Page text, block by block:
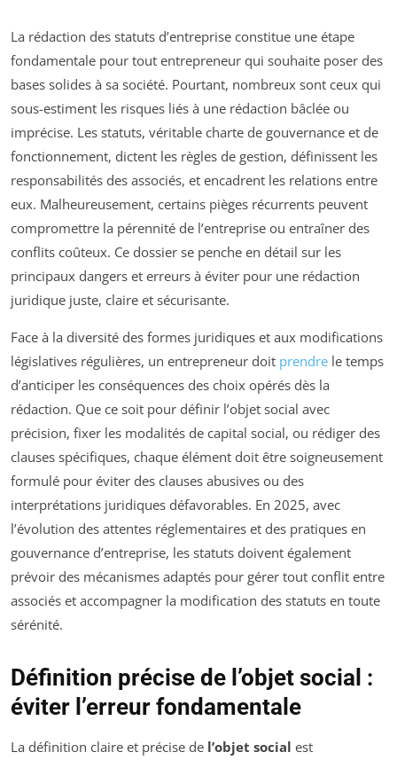
La rédaction des statuts d’entreprise constitue une étape
fondamentale pour tout entrepreneur qui souhaite poser des
bases solides à sa société. Pourtant, nombreux sont ceux qui
sous-estiment les risques liés à une rédaction bâclée ou
imprécise. Les statuts, véritable charte de gouvernance et de
fonctionnement, dictent les règles de gestion, définissent les
responsabilités des associés, et encadrent les relations entre
eux. Malheureusement, certains pièges récurrents peuvent
compromettre la pérennité de l’entreprise ou entraîner des
conflits coûteux. Ce dossier se penche en détail sur les
principaux dangers et erreurs à éviter pour une rédaction
juridique juste, claire et sécurisante.
Face à la diversité des formes juridiques et aux modifications
législatives régulières, un entrepreneur doit prendre le temps
d’anticiper les conséquences des choix opérés dès la
rédaction. Que ce soit pour définir l’objet social avec
précision, fixer les modalités de capital social, ou rédiger des
clauses spécifiques, chaque élément doit être soigneusement
formulé pour éviter des clauses abusives ou des
interprétations juridiques défavorables. En 2025, avec
l’évolution des attentes réglementaires et des pratiques en
gouvernance d’entreprise, les statuts doivent également
prévoir des mécanismes adaptés pour gérer tout conflit entre
associés et accompagner la modification des statuts en toute
sérénité.
Définition précise de l’objet social :
éviter l’erreur fondamentale
La définition claire et précise de l’objet social est